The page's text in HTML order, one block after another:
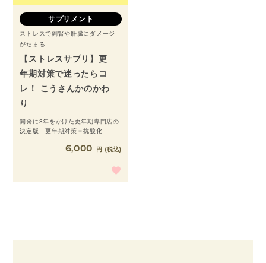
サプリメント
ストレスで副腎や肝臓にダメージ
がたまる
【ストレスサプリ】更
年期対策で迷ったらコ
レ！ こうさんかのかわ
り
開発に3年をかけた更年期専門店の
決定版 更年期対策＝抗酸化
6,000 税込